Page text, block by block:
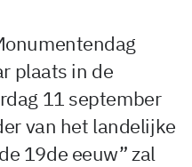
plaats in de
11 september
van het landelijke
19de eeuw” zal